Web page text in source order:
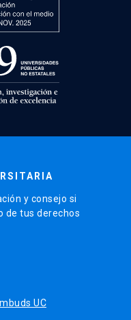
y consejo si
de tus derechos
UC